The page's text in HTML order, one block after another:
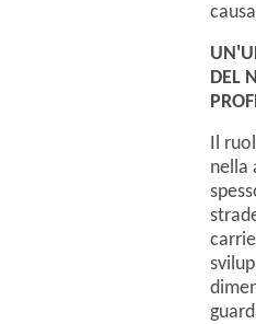
DEL
Il
nella